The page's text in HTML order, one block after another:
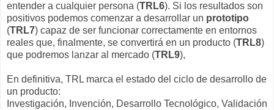
entender a cualquier persona (TRL6). Si los resultados son
positivos podemos comenzar a desarrollar un prototipo
(TRL7) capaz de ser funcionar correctamente en entornos
reales que, finalmente, se convertirá en un producto (TRL8)
que podremos lanzar al mercado (TRL9),
En definitiva, TRL marca el estado del ciclo de desarrollo de
un producto:
Investigación, Invención, Desarrollo Tecnológico, Validación